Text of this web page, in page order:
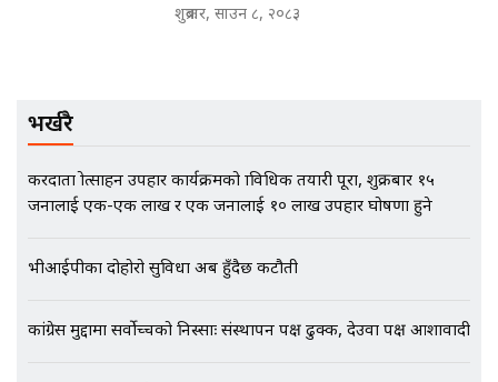
कनेक्सन ! || VISIT VISA SCAM
गायब || Everest Hospital
SIDHAKURA |
शुक्रबार, साउन ८, २०८३
भर्खरै
करदाता प्रोत्साहन उपहार कार्यक्रमको प्राविधिक तयारी पूरा, शुक्रबार १५
जनालाई एक-एक लाख र एक जनालाई १० लाख उपहार घोषणा हुने
भीआईपीका दोहोरो सुविधा अब हुँदैछ कटौती
कांग्रेस मुद्दामा सर्वोच्चको निस्साः संस्थापन पक्ष ढुक्क, देउवा पक्ष आशावादी